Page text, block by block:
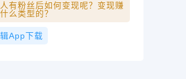
有粉丝后如何变现呢？变现赚
么类型的？
app下载